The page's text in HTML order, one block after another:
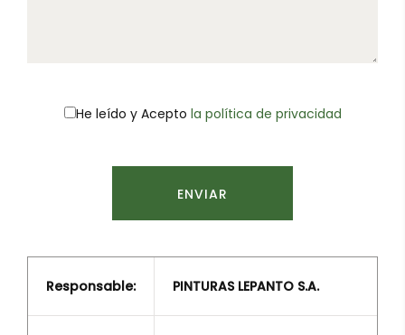
He leído yAcepto la política de privacidad
ENVIAR
Responsable: PINTURAS LEPANTO S.A.